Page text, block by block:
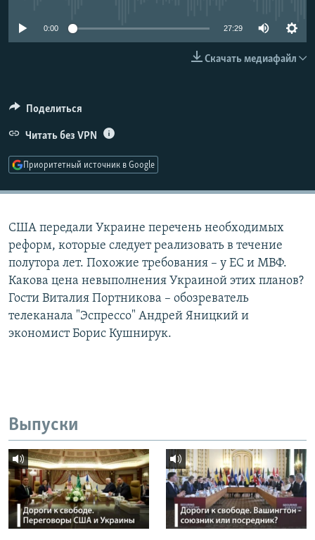
Все сайты РСЕ/РС
0:00 27:29
Скачать медиафайл
Поделиться
Читать без VPN
Приоритетный источник в Google
США передали Украине перечень необходимых
реформ, которые следует реализовать в течение
полутора лет. Похожие требования – у ЕС и МВФ.
Какова цена невыполнения Украиной этих планов?
Гости Виталия Портникова – обозреватель
телеканала "Эспрессо" Андрей Яницкий и
экономист Борис Кушнирук.
Выпуски